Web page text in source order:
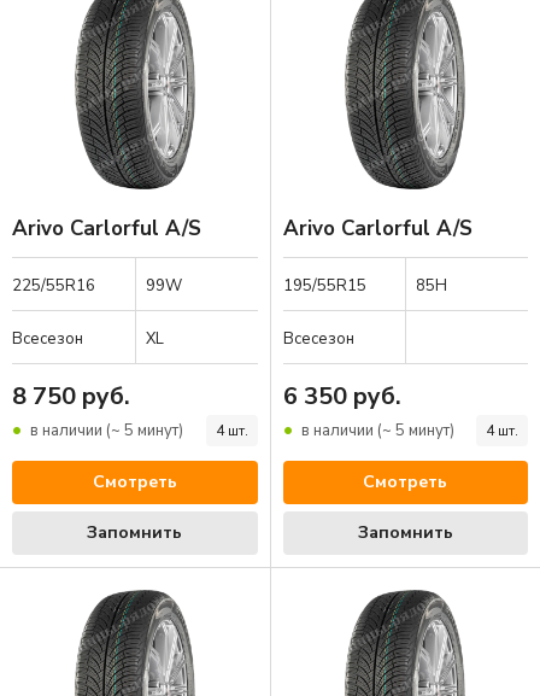
Arivo Carlorful A/S
225/55R16 99W
Всесезон XL
8 750 руб.
4 шт.
в наличии (~ 5 минут)
Смотреть
Запомнить
Arivo Carlorful A/S
195/55R15 85H
Всесезон
6 350 руб.
4 шт.
в наличии (~ 5 минут)
Смотреть
Запомнить
Искать разноширокие шины
Сезон
Особенности